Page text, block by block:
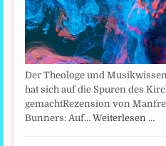
Der Theologe und
hat sich auf die Spuren des
gemachtRezension von
Bunners: Auf…Weiterlesen …